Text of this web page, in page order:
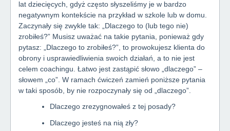
lat dziecięcych, gdyż często słyszeliśmy je w bardzo
negatywnym kontekście na przykład w szkole lub w domu.
Zaczynały się zwykle tak: „Dlaczego to (lub tego nie)
zrobiłeś?” Musisz uważać na takie pytania, ponieważ gdy
pytasz: „Dlaczego to zrobiłeś?”, to prowokujesz klienta do
obrony i usprawiedliwienia swoich działań, a to nie jest
celem coachingu. Łatwo jest zastąpić słowo „dlaczego” –
słowem „co”. W ramach ćwiczeń zamień poniższe pytania
w taki sposób, by nie rozpoczynały się od „dlaczego”.
Dlaczego zrezygnowałeś z tej posady?
Dlaczego jesteś na nią zły?